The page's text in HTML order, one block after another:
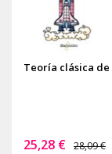
Teoría clásica
25,28 € 28,09 €